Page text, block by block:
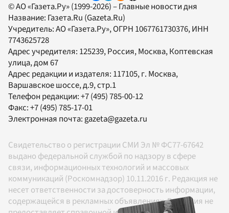
© АО «Газета.Ру» (1999-2026) – Главные новости дня
Название: Газета.Ru (Gazeta.Ru)
Учредитель:АО «Газета.Ру», ОГРН 1067761730376, ИНН
7743625728
Адрес учредителя: 125239, Россия, Москва, Коптевская
улица, дом 67
Адрес редакции и издателя: 117105, г. Москва,
Варшавское шоссе, д.9, стр.1
Телефон редакции:+7 (495) 785-00-12
Факс:+7 (495) 785-17-01
Электронная почта:gazeta@gazeta.ru
Свидетельство о регистрации СМИ Эл № ФС77-67642
выдано федеральной службой по надзору в сфере
связи, информационных технологий и массовых
коммуникаций (Роскомнадзор) 10.11.2016 г. Редакция не
несет ответственности за достоверность информации,
содержащейся в рекламных объявлениях. Редакция не